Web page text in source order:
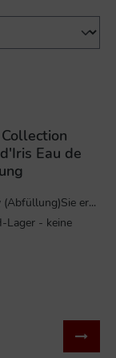
Eau de
er...
Lager - keine